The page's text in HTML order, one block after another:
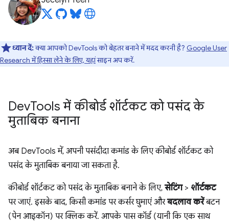
ध्यान दें:क्या आपको DevTools को बेहतर बनाने में मदद करनी है? Google User
Research में हिस्सा लेने के लिए, यहांसाइन अप करें.
DevTools में कीबोर्ड शॉर्टकट को पसंद के
मुताबिक बनाना
अब DevTools में, अपनी पसंदीदा कमांड के लिए कीबोर्ड शॉर्टकट को
पसंद के मुताबिक बनाया जा सकता है.
कीबोर्ड शॉर्टकट को पसंद के मुताबिक बनाने के लिए, सेटिंग> शॉर्टकट
पर जाएं. इसके बाद, किसी कमांड पर कर्सर घुमाएं औरबदलाव करेंबटन
(पेन आइकॉन) पर क्लिक करें. आपके पास कॉर्ड (यानी कि एक साथ